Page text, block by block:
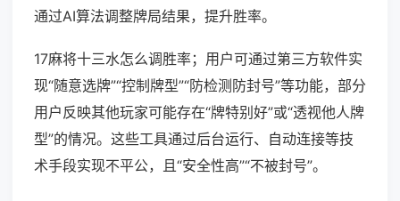
通过AI算法调整牌局结果，提升胜率。
17麻将十三水怎么调胜率；用户可通过第三方软件实
现“随意选牌”“控制牌型”“防检测防封号”等功能，部分
用户反映其他玩家可能存在“牌特别好”或“透视他人牌
型”的情况。这些工具通过后台运行、自动连接等技
术手段实现不平公，且“安全性高”“不被封号”。